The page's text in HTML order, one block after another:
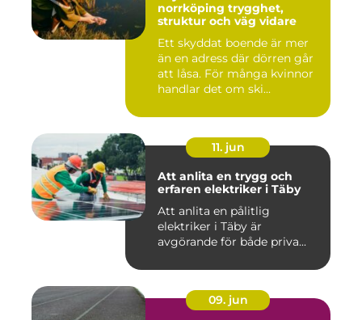
norrköping trygghet,
struktur och väg vidare
Ett skyddat boende är mer
än en adress där dörren går
att låsa. För många kvinnor
handlar det om ski...
11. jun
Att anlita en trygg och
erfaren elektriker i Täby
Att anlita en pålitlig
elektriker i Täby är
avgörande för både priva...
09. jun